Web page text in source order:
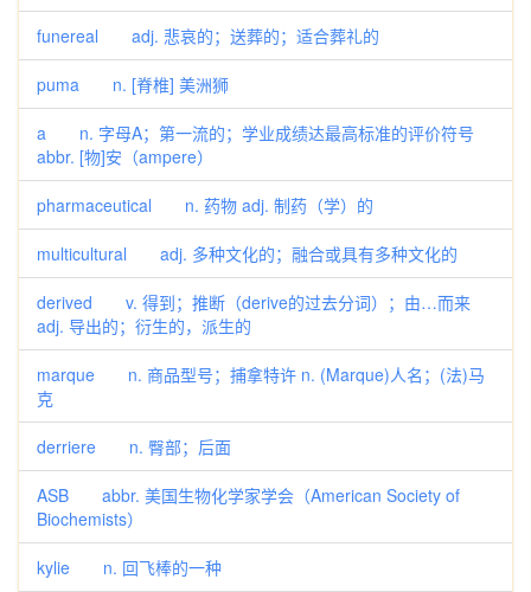
funereal adj. 悲哀的；送葬的；适合葬礼的
puma n. [脊椎] 美洲狮
a n. 字母A；第一流的；学业成绩达最高标准的评价符号
abbr. [物]安（ampere）
pharmaceutical n. 药物 adj. 制药（学）的
multicultural adj. 多种文化的；融合或具有多种文化的
derived v. 得到；推断（derive的过去分词）；由…而来
adj. 导出的；衍生的，派生的
marque n. 商品型号；捕拿特许 n. (Marque)人名；(法)马
克
derriere n. 臀部；后面
ASB abbr. 美国生物化学家学会（American Society of
Biochemists）
kylie n. 回飞棒的一种